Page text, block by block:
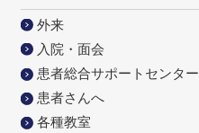
外来
入院・面会
患者総合サポートセンター
患者さんへ
各種教室